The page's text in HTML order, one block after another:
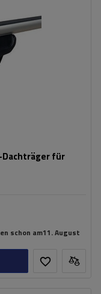
Dachträger für
schon am11. August